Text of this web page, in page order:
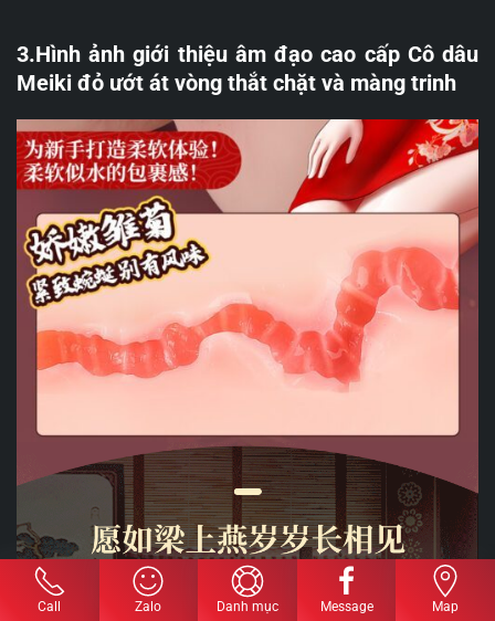
3.Hình ảnh giới thiệu âm đạo cao cấp Cô dâu
Meiki đỏ ướt át vòng thắt chặt và màng trinh
Call Zalo Danh mục Message Map